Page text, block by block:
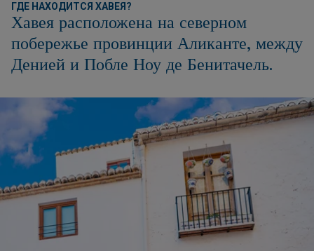
ГДЕ НАХОДИТСЯ ХАВЕЯ?
Хавея расположена на северном
побережье провинции Аликанте, между
Денией и Побле Ноу де Бенитачель.